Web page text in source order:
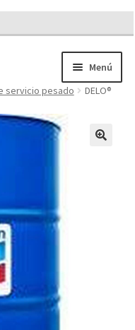
Menú
servicio pesado
DELO®